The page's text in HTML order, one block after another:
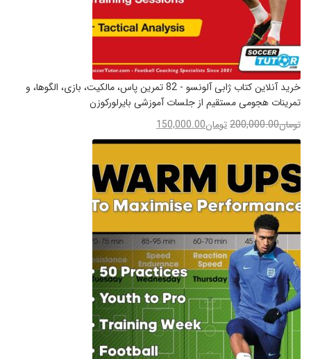
خرید آنلاین کتاب ژابی آلونسو - 82 تمرین پاس، مالکیت، بازی، الگوها، و
تمرینات هجومی مستقیم از جلسات آموزشی بایرلورکوزن
تومان200,000.00تومان150,000.00